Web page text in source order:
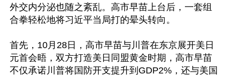
外交内分泌也随之紊乱。高市早苗上台后，一套组
合拳轻松地将习近平当局打的晕头转向。
首先，10月28日，高市早苗与川普在东京展开美日
元首会晤，双方打造美日同盟黄金时期，高市早苗
不仅承诺川普将国防开支提升到GDP2%，还与美国